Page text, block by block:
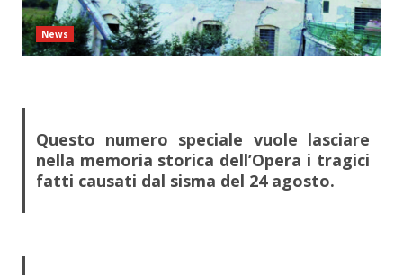
News
Questo numero speciale vuole lasciare
nella memoria storica dell’Opera i tragici
fatti causati dal sisma del 24 agosto.